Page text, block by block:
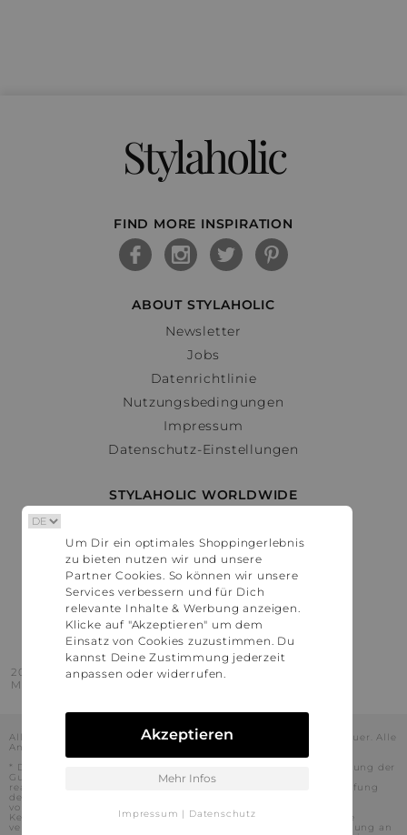
Stylaholic
FIND MORE INSPIRATION
ABOUT STYLAHOLIC
Newsletter
Jobs
Datenrichtlinie
Nutzungsbedingungen
Impressum
Datenschutz-Einstellungen
STYLAHOLIC WORLDWIDE
Österreich
Schweiz
France
United States
2016 - 2026 © Stylaholic.
Made for you with love in munich.
Alle Preise inkl. der jeweils geltenden gesetzlichen Mehrwertsteuer. Alle
Angaben ohne Gewähr.
* Die angezeigten Preise beinhalten Rabatte, die durch die Nutzung der
Gutschein-Codes auf den Seiten unserer Partner voraussichtlich
realisiert werden können. Stylaholic führt keine vollständige Prüfung
der Gutschein-Codes durch und es kann daher in Einzelfällen
vorkommen, dass die Gutscheine abweichend von unserem
Kenntnisstand bei dem jeweiligen Shop nicht oder nur teilweise
verwendet werden können. Darüber hinaus kann deren Verwendung an
Um Dir ein optimales Shoppingerlebnis
zu bieten nutzen wir und unsere
Partner Cookies. So können wir unsere
Services verbessern und für Dich
relevante Inhalte & Werbung anzeigen.
Klicke auf "Akzeptieren" um dem
Einsatz von Cookies zuzustimmen. Du
kannst Deine Zustimmung jederzeit
anpassen oder widerrufen.
Akzeptieren
Mehr Infos
Impressum | Datenschutz